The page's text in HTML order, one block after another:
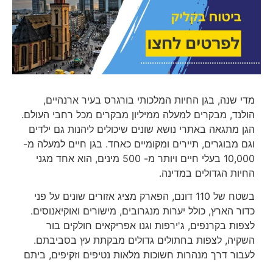
מדי שנה, בגן החיות המלכותי בורגרס בעיר ארנהיים,
הולנד, מבקרים למעלה ממיליון מבקרים מכל רחבי העולם.
הגן מתגאה באתרי נושא שונים שיכולים ליהנות גם ילדים
וגם מבוגרים, תיירים ומקומיים כאחד. בגן חיים למעלה מ-
10,000 בעלי חיים ויותר מ- 500 מינים, הוא אחד מגני
החיות הגדולים במדינה.
בשטח של 110 דונם, הפארק מציג אזורים שונים על פני
כדור הארץ, כולל יערות מנגרובים, מישורים ואוקיאנוסים.
לצפות בקרנפים, ג'ירפות וגנו אפריקאים חולקים בור
השקיה, לצפות בחתולים גדולים מבקתת עץ בסביבתם.
לעבור דרך מנהרות חשוכות מלאות נטיפים וזקיפים, ביתם